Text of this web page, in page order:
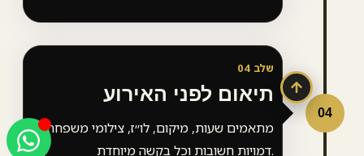
שלב 04
תיאום לפני האירוע
מתאמים שעות, מיקום, לו״ז, צילומי משפחה,